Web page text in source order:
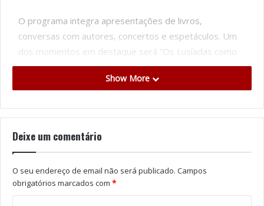
O programa integra apresentações de livros,
conversas com autores, concertos e espetáculos. Um
dos momentos em destaque será “Os Lusíadas como
nunca os ouviu”, com António Fonseca, marcado para as
21h30 do dia 3 de julho. No dia seguinte, à mesma hora,
próprio, através de iniciativas dedicadas às memórias e
A pensar nos mais novos, a organização preparou
Show More
Deixe um comentário
O seu endereço de email não será publicado. Campos
obrigatórios marcados com *